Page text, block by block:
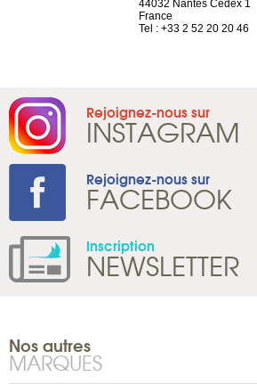
44032 Nantes Cedex 1
France
Tel : +33 2 52 20 20 46
Rejoignez-nous sur
INSTAGRAM
Rejoignez-nous sur
FACEBOOK
Inscription
NEWSLETTER
Nos autres
MARQUES